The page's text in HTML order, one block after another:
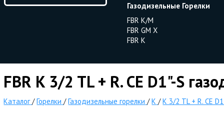
Газодизельные Горелки
FBR K/M
FBR GM X
FBR K
FBR K 3/2 TL + R. CE D1"-S
Каталог /Горелки /Газодизельные горелки /K /K 3/2 TL + R. CE